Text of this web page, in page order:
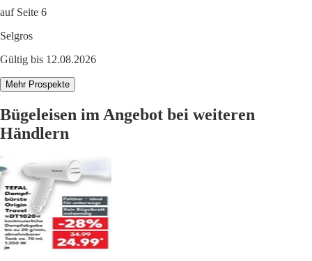
auf Seite 6
Selgros
Gültig bis 12.08.2026
Mehr Prospekte
Bügeleisen im Angebot bei weiteren
Händlern